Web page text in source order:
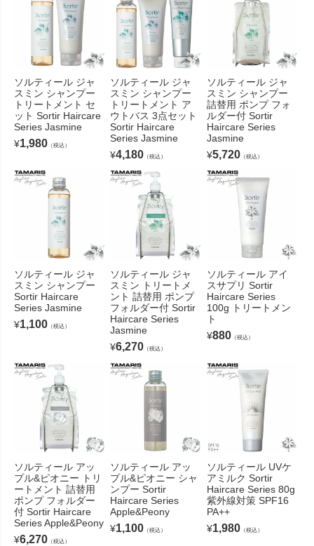
ソルティール ジャ
スミン シャンプー
トリートメント セ
ット Sortir Haircare
Series Jasmine
¥1,980 （税込）
ソルティール ジャ
スミン シャンプー
トリートメント ア
ウトバス 3点セット
Sortir Haircare
Series Jasmine
¥4,180 （税込）
ソルティール ジャ
スミン シャンプー
詰替用 ポンプ フォ
ルダー付 Sortir
Haircare Series
Jasmine
¥5,720（税込）
ソルティール ジャ
スミン シャンプー
Sortir Haircare
Series Jasmine
¥1,100 （税込）
ソルティール ジャ
スミン トリートメ
ント 詰替用 ポンプ
フォルダー付 Sortir
Haircare Series
Jasmine
¥6,270 （税込）
ソルティール アイ
スサプリ Sortir
Haircare Series
100g トリートメン
ト
¥880（税込）
ソルティール アッ
プル&ピオニー トリ
ートメント 詰替用
ポンプ フォルダー
付 Sortir Haircare
Series Apple&Peony
¥6,270 （税込）
ソルティール アッ
プル&ピオニー シャ
ンプー Sortir
Haircare Series
Apple&Peony
¥1,100 （税込）
ソルティール UVケ
アミルク Sortir
Haircare Series 80g
紫外線対策 SPF16
PA++
¥1,980（税込）